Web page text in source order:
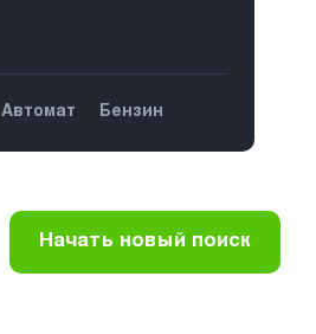
Автомат
Бензин
Начать новый поиск